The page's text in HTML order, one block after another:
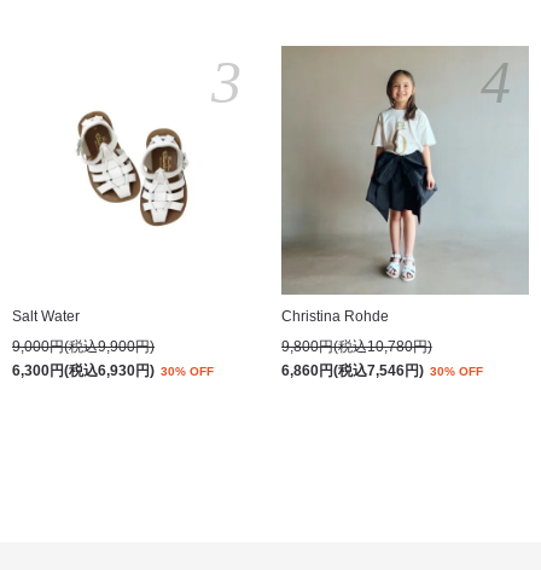
Salt Water
9,000円(税込9,900円)
6,300円(税込6,930円) 30% OFF
3
Christina Rohde
9,800円(税込10,780円)
6,860円(税込7,546円) 30% OFF
4